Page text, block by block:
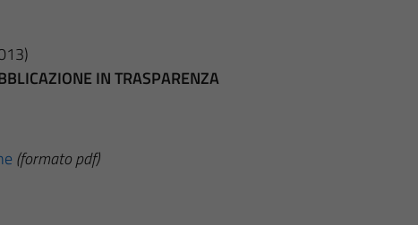
IN TRASPARENZA
(formato pdf)